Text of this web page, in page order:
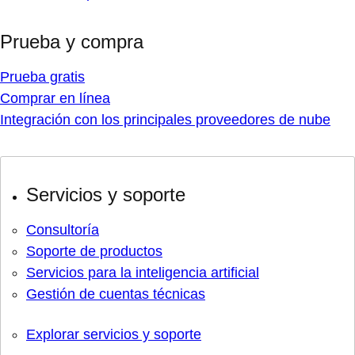
Prueba y compra
Prueba gratis
Comprar en línea
Integración con los principales proveedores de nube
Servicios y soporte
Consultoría
Soporte de productos
Servicios para la inteligencia artificial
Gestión de cuentas técnicas
Explorar servicios y soporte